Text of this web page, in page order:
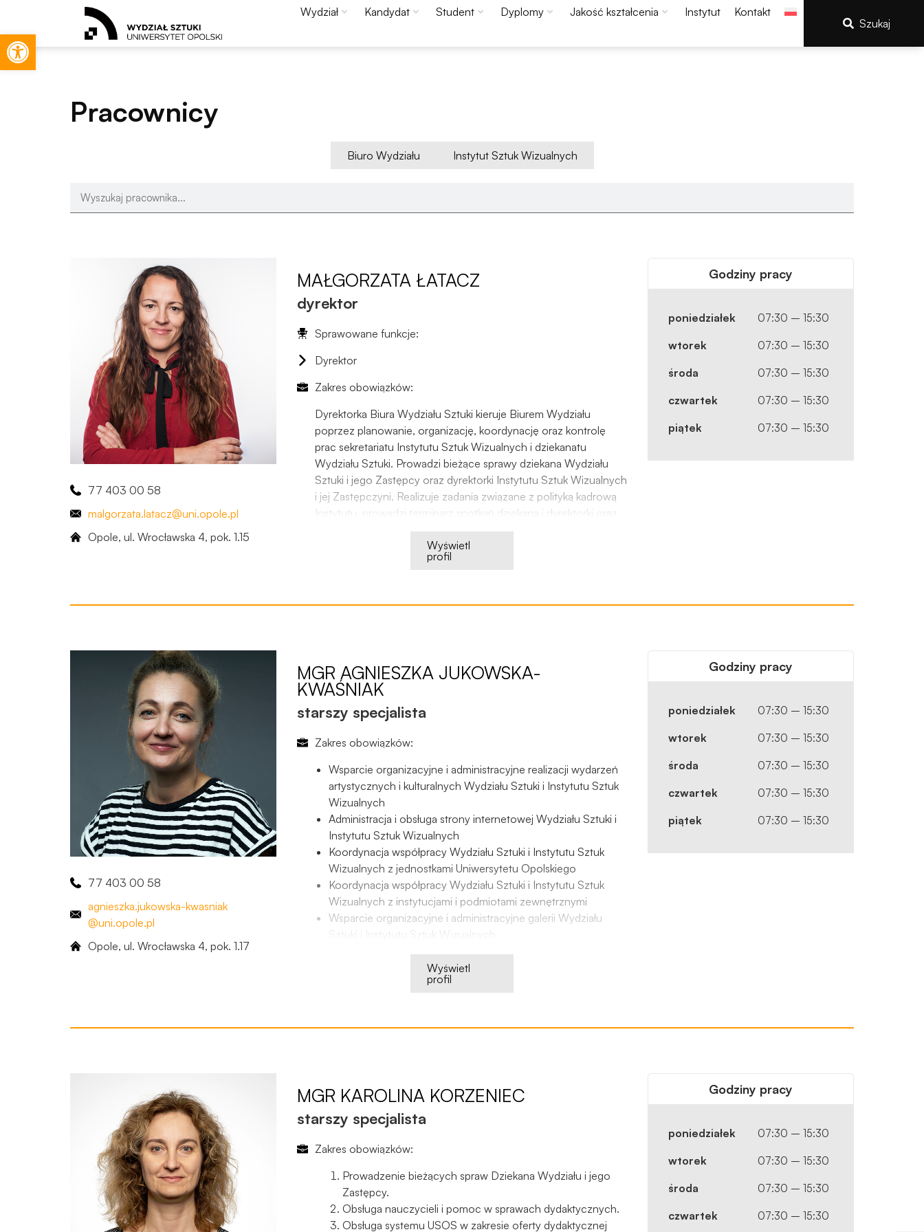
Otwórz pasek narzędzi
Wydział Kandydat Student Dyplomy Jakość kształcenia Instytut
Kontakt
Szukaj
Pracownicy
Biuro Wydziału Instytut Sztuk Wizualnych
77 403 00 58
malgorzata.latacz@uni.opole.pl
Opole, ul. Wrocławska 4, ​pok. 1.15
MAŁGORZATA ŁATACZ
dyrektor
Sprawowane funkcje:
Dyrektor
Zakres obowiązków:
Dyrektorka Biura Wydziału Sztuki kieruje Biurem Wydziału
poprzez planowanie, organizację, koordynację oraz kontrolę
prac sekretariatu Instytutu Sztuk Wizualnych i dziekanatu
Wydziału Sztuki. Prowadzi bieżące sprawy dziekana Wydziału
Sztuki i jego Zastępcy oraz dyrektorki Instytutu Sztuk Wizualnych
i jej Zastępczyni. Realizuje zadania związane z polityką kadrową
Instytutu, prowadzi terminarz spotkań dziekana i dyrektorki oraz
się kompleksową obsługą posiedzeń Rady Instytutu Sztuk
Wyświetl
profil
Godziny pracy
poniedziałek 07:30 – 15:30
wtorek 07:30 – 15:30
środa 07:30 – 15:30
czwartek 07:30 – 15:30
piątek 07:30 – 15:30
77 403 00 58
agnieszka.jukowska-kwasniak
@uni.opole.pl
Opole, ul. Wrocławska 4, ​pok. 1.17
MGR AGNIESZKA JUKOWSKA-
KWAŚNIAK
starszy specjalista
Zakres obowiązków:
Wsparcie organizacyjne i administracyjne realizacji wydarzeń
artystycznych i kulturalnych Wydziału Sztuki i Instytutu Sztuk
Wizualnych
Administracja i obsługa strony internetowej Wydziału Sztuki i
Instytutu Sztuk Wizualnych
Koordynacja współpracy Wydziału Sztuki i Instytutu Sztuk
Wizualnych z jednostkami Uniwersytetu Opolskiego
Koordynacja współpracy Wydziału Sztuki i Instytutu Sztuk
Wizualnych z instytucjami i podmiotami zewnętrznymi
Wsparcie organizacyjne i administracyjne galerii Wydziału
Sztuki i Instytutu Sztuk Wizualnych
Udział w targach edukacyjnych, wyjazdach promocyjnych
Wyświetl
profil
Godziny pracy
poniedziałek 07:30 – 15:30
wtorek 07:30 – 15:30
środa 07:30 – 15:30
czwartek 07:30 – 15:30
piątek 07:30 – 15:30
MGR KAROLINA KORZENIEC
starszy specjalista
Zakres obowiązków:
Prowadzenie bieżących spraw Dziekana Wydziału i jego
Zastępcy.
Obsługa nauczycieli i pomoc w sprawach dydaktycznych.
Obsługa systemu USOS w zakresie oferty dydaktycznej
Godziny pracy
poniedziałek 07:30 – 15:30
wtorek 07:30 – 15:30
środa 07:30 – 15:30
czwartek 07:30 – 15:30
Abyśmy mogli
poprawić
funkcjonalność
i strukturę
strony
internetowej,
na podstawie
Doświadczenie
działała jak
najlepiej
niektóre funkcje
znikną ze strony
Marketing
Udostępniając
swoje
zainteresowania i
zachowania
podczas